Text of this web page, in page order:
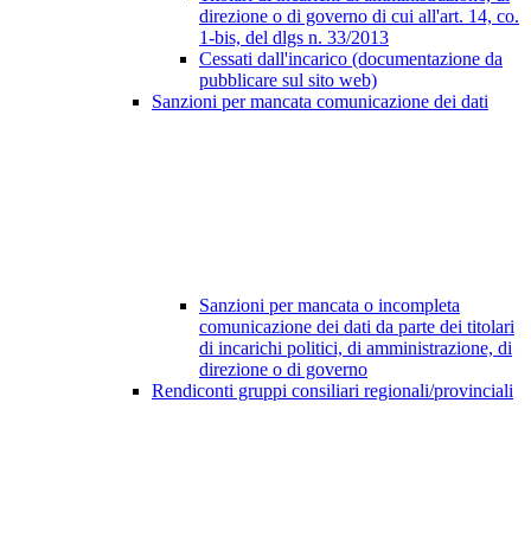
direzione o di governo di cui all'art. 14, co.
1-bis, del dlgs n. 33/2013
Cessati dall'incarico (documentazione da
pubblicare sul sito web)
Sanzioni per mancata comunicazione dei dati
Sanzioni per mancata o incompleta
comunicazione dei dati da parte dei titolari
di incarichi politici, di amministrazione, di
direzione o di governo
Rendiconti gruppi consiliari regionali/provinciali